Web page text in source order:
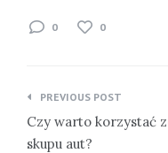
0 0
Nawigacja
wpisu
PREVIOUS POST
Czy warto korzystać
skupu aut?